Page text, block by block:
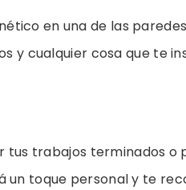
en una de las
y cualquier cosa que te
tus trabajos terminados o
un toque personal y te